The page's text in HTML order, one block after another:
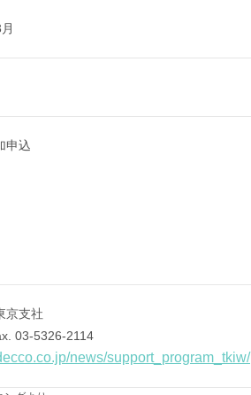
申込
京支社
03-5326-2114
news/support_program_tkiw/